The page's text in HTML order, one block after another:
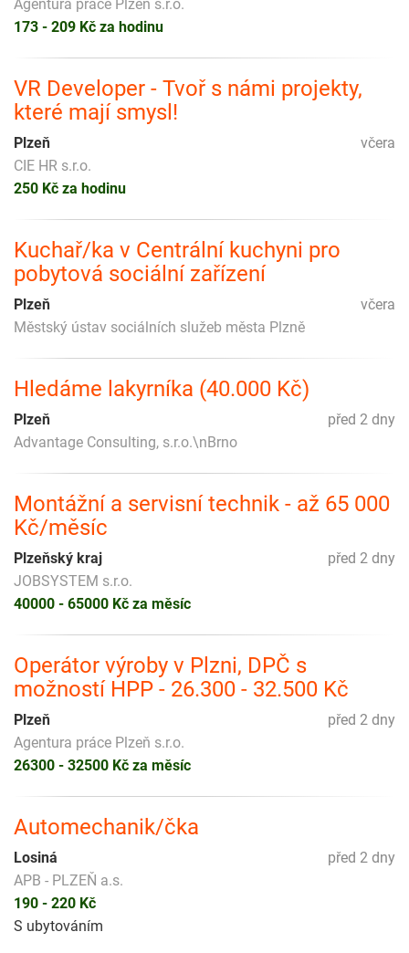
Agentura práce Plzeň s.r.o.
173 - 209 Kč za hodinu
VR Developer - Tvoř s námi projekty,
které mají smysl!
včera
Plzeň
CIE HR s.r.o.
250 Kč za hodinu
Kuchař/ka v Centrální kuchyni pro
pobytová sociální zařízení
včera
Plzeň
Městský ústav sociálních služeb města Plzně
Hledáme lakyrníka (40.000 Kč)
před 2 dny
Plzeň
Advantage Consulting, s.r.o.\nBrno
Montážní a servisní technik - až 65 000
Kč/měsíc
před 2 dny
Plzeňský kraj
JOBSYSTEM s.r.o.
40000 - 65000 Kč za měsíc
Operátor výroby v Plzni, DPČ s
možností HPP - 26.300 - 32.500 Kč
před 2 dny
Plzeň
Agentura práce Plzeň s.r.o.
26300 - 32500 Kč za měsíc
Automechanik/čka
před 2 dny
Losiná
APB - PLZEŇ a.s.
190 - 220 Kč
S ubytováním